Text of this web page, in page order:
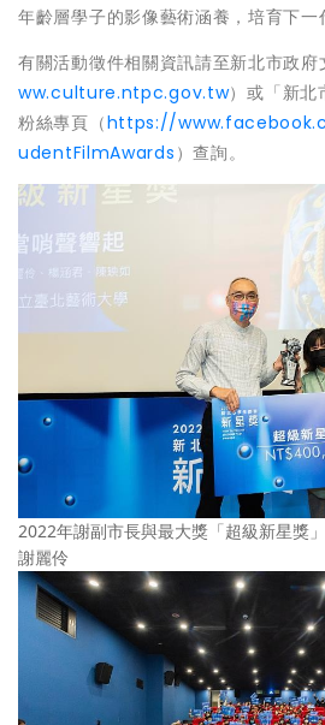
年齡層學子的影像藝術涵養，培育下一
有關活動徵件相關資訊請至新北市政
ww.culture.ntpc.gov.tw）或「新北
粉絲專頁（https://
udentFilmAwards ）查詢。
2022年謝副市長與最大獎「超級新星獎
謝麗伶